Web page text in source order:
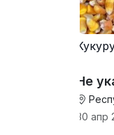
Не
30 апр